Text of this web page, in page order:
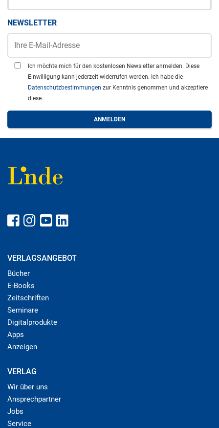
NEWSLETTER
Ich möchte mich für den kostenlosen Newsletter anmelden. Diese
Einwilligung kann jederzeit widerrufen werden. Ich habe die
Datenschutzbestimmungen zur Kenntnis genommen und akzeptiere
diese.
VERLAGSANGEBOT
Bücher
E-Books
Zeitschriften
Seminare
Digitalprodukte
Apps
Anzeigen
VERLAG
Wir über uns
Ansprechpartner
Jobs
Service